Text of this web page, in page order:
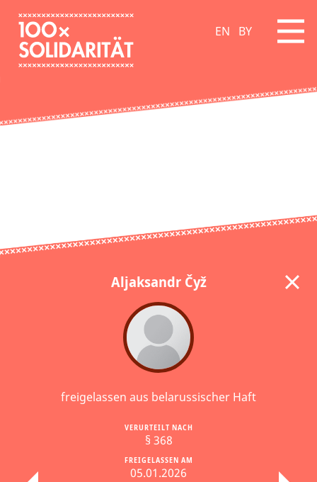
EN BY
Aljaksandr Čyž
freigelassen aus belarussischer Haft
FREIGELASSEN AM
05.01.2026
VERURTEILT NACH
§ 368